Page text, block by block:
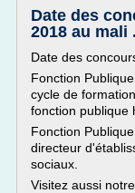
Date des
2018 au mali
Date des
Fonction
cycle de
fonction publique
Fonction
directeur
sociaux.
Visitez aussi